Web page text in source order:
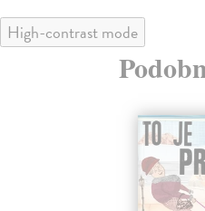
High-contrast mode